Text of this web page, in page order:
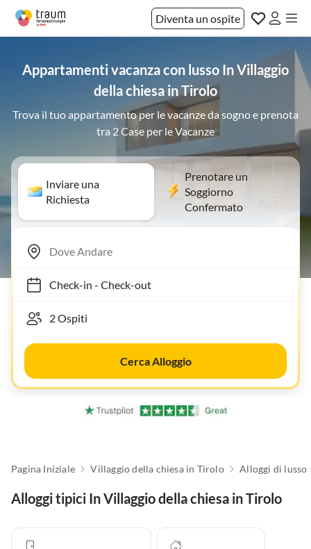
Diventa un ospite
Appartamenti vacanza con lusso In Villaggio
della chiesa in Tirolo
Trova il tuo appartamento per le vacanze da sogno e prenota
tra 2 Case per le Vacanze
Inviare una
Richiesta
Prenotare un
Soggiorno
Confermato
Check-in- Check-out
Cerca Alloggio
Pagina Iniziale Villaggio della chiesa in Tirolo Alloggi di lusso
Alloggi tipici In Villaggio della chiesa in Tirolo